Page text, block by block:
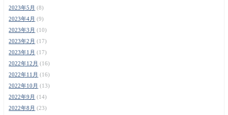
2023年5月 (8)
2023年4月 (9)
2023年3月 (10)
2023年2月 (17)
2023年1月 (17)
2022年12月 (16)
2022年11月 (16)
2022年10月 (13)
2022年9月 (14)
2022年8月 (23)